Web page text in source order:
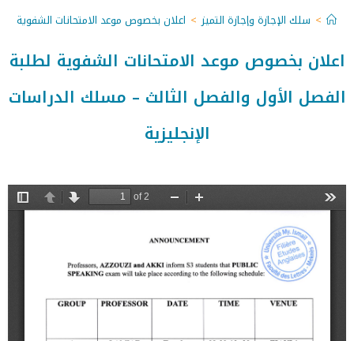
> سلك الإجازة وإجازة التميز > اعلان بخصوص موعد الامتحانات الشفوية
اعلان بخصوص موعد الامتحانات الشفوية لطلبة
الفصل الأول والفصل الثالث – مسلك الدراسات
الإنجليزية